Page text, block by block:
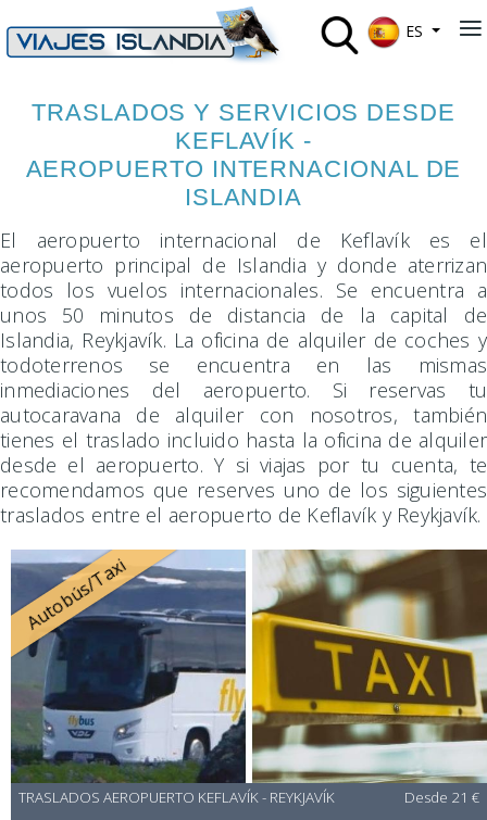
ES
TRASLADOS Y SERVICIOS DESDE
KEFLAVÍK -
AEROPUERTO INTERNACIONAL DE
ISLANDIA
El aeropuerto internacional de Keflavík es el
aeropuerto principal de Islandia y donde aterrizan
todos los vuelos internacionales. Se encuentra a
unos 50 minutos de distancia de la capital de
Islandia, Reykjavík. La oficina de alquiler de coches y
todoterrenos se encuentra en las mismas
inmediaciones del aeropuerto. Si reservas tu
autocaravana de alquiler con nosotros, también
tienes el traslado incluido hasta la oficina de alquiler
desde el aeropuerto. Y si viajas por tu cuenta, te
recomendamos que reserves uno de los siguientes
traslados entre el aeropuerto de Keflavík y Reykjavík.
Autobús/Taxi
TRASLADOS AEROPUERTO KEFLAVÍK - REYKJAVÍK Desde 21 €
≡